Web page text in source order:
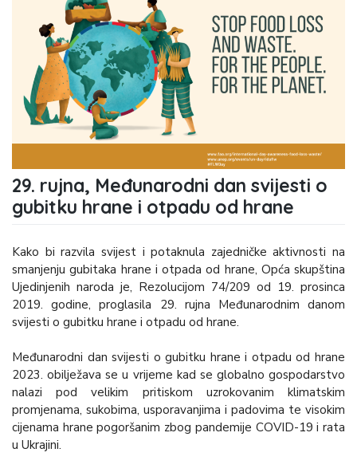
29. rujna, Međunarodni dan svijesti o
gubitku hrane i otpadu od hrane
Kako bi razvila svijest i potaknula zajedničke aktivnosti na
smanjenju gubitaka hrane i otpada od hrane, Opća skupština
Ujedinjenih naroda je, Rezolucijom 74/209 od 19. prosinca
2019. godine, proglasila 29. rujna Međunarodnim danom
svijesti o gubitku hrane i otpadu od hrane.
Međunarodni dan svijesti o gubitku hrane i otpadu od hrane
2023. obilježava se u vrijeme kad se globalno gospodarstvo
nalazi pod velikim pritiskom uzrokovanim klimatskim
promjenama, sukobima, usporavanjima i padovima te visokim
cijenama hrane pogoršanim zbog pandemije COVID-19 i rata
u Ukrajini.